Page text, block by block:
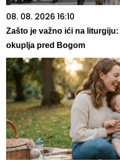
08. 08. 2026 16:10
Zašto je važno ići na
okuplja pred Bogom